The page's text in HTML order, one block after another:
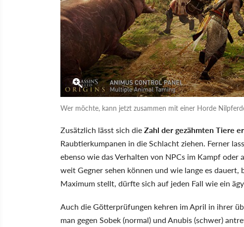
Wer möchte, kann jetzt zusammen mit einer Horde
Zusätzlich lässt sich dieZahl der gezähmten Tiere
Raubtierkumpanen in die Schlacht ziehen. Ferner
ebenso wie das Verhalten von NPCs im Kampf
weit Gegner sehen können und wie lange es
Maximum stellt, dürfte sich auf jeden Fall wie ein
Auch die Götterprüfungen kehren im April in ihrer
man gegen Sobek (normal) und Anubis (schwer)